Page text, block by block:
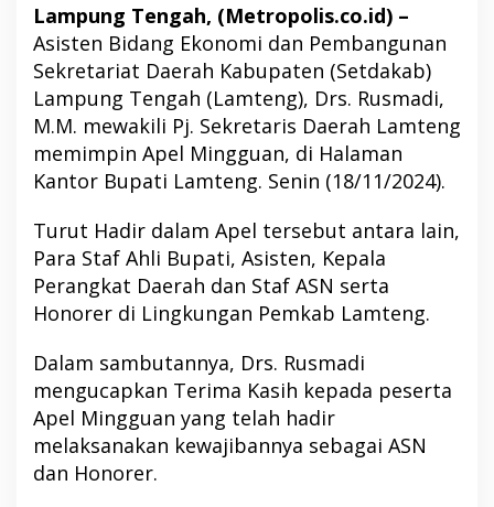
Lampung Tengah, (Metropolis.co.id) –
Asisten Bidang Ekonomi dan Pembangunan
Sekretariat Daerah Kabupaten (Setdakab)
Lampung Tengah (Lamteng), Drs. Rusmadi,
M.M. mewakili Pj. Sekretaris Daerah Lamteng
memimpin Apel Mingguan, di Halaman
Kantor Bupati Lamteng. Senin (18/11/2024).
Turut Hadir dalam Apel tersebut antara lain,
Para Staf Ahli Bupati, Asisten, Kepala
Perangkat Daerah dan Staf ASN serta
Honorer di Lingkungan Pemkab Lamteng.
Dalam sambutannya, Drs. Rusmadi
mengucapkan Terima Kasih kepada peserta
Apel Mingguan yang telah hadir
melaksanakan kewajibannya sebagai ASN
dan Honorer.